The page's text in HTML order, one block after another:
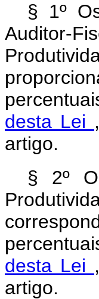
§ 1º
Auditor-
desta Lei
artigo.
§ 2º
desta Lei
artigo.